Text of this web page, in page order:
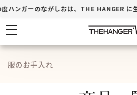
ハンガーのながしおは、THE HANGER に
ホテル・店
服のお手入れ